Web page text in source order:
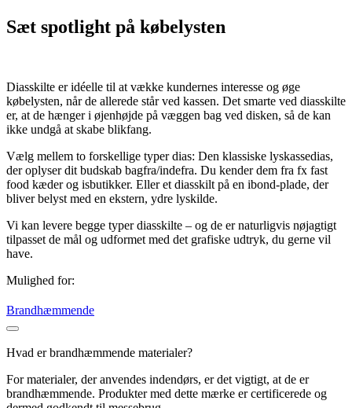
Sæt spotlight på købelysten
Diasskilte er idéelle til at vække kundernes interesse og øge
købelysten, når de allerede står ved kassen. Det smarte ved diasskilte
er, at de hænger i øjenhøjde på væggen bag ved disken, så de kan
ikke undgå at skabe blikfang.
Vælg mellem to forskellige typer dias: Den klassiske lyskassedias,
der oplyser dit budskab bagfra/indefra. Du kender dem fra fx fast
food kæder og isbutikker. Eller et diasskilt på en ibond-plade, der
bliver belyst med en ekstern, ydre lyskilde.
Vi kan levere begge typer diasskilte – og de er naturligvis nøjagtigt
tilpasset de mål og udformet med det grafiske udtryk, du gerne vil
have.
Mulighed for:
Brandhæmmende
Hvad er brandhæmmende materialer?
For materialer, der anvendes indendørs, er det vigtigt, at de er
brandhæmmende. Produkter med dette mærke er certificerede og